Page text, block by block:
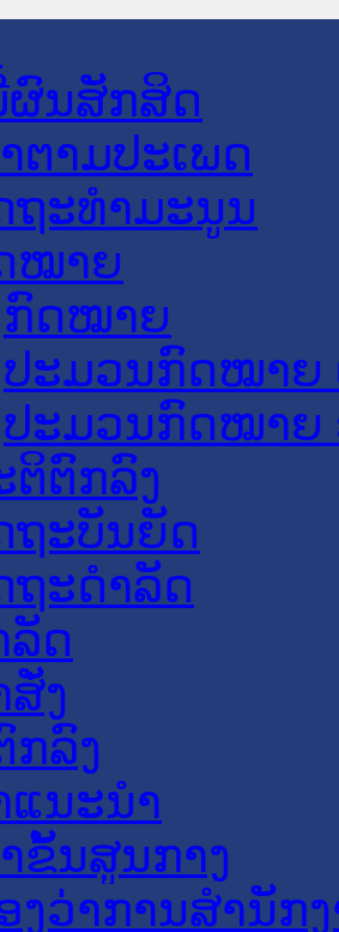
ຜົນສັກສິດ
ຕາມປະເພດ
ຖະທໍາມະນູນ
ໝາຍ
ກົດໝາຍ
ປະມວນກົດໝາຍ
ປະມວນກົດໝາຍ
ຕິຕົກລົງ
ຖະບັນຍັດ
ຖະດໍາລັດ
ລັດ
ສັ່ງ
ກລົງ
ແນະນໍາ
ຂັ້ນສູນກາງ
ງວ່າການສໍານັກ